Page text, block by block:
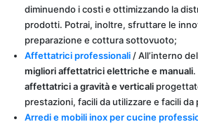
diminuendo i costi e ottimizzando la
prodotti. Potrai, inoltre, sfruttare le
preparazione e cottura sottovuoto;
Affettatrici professionali / All’interno
migliori affettatrici elettriche e manuali
affettatrici a gravità e verticali
prestazioni, facili da utilizzare e facili da
Arredi e mobili inox per cucine